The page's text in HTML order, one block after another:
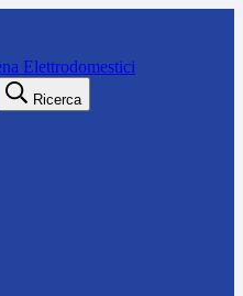
Ricerca